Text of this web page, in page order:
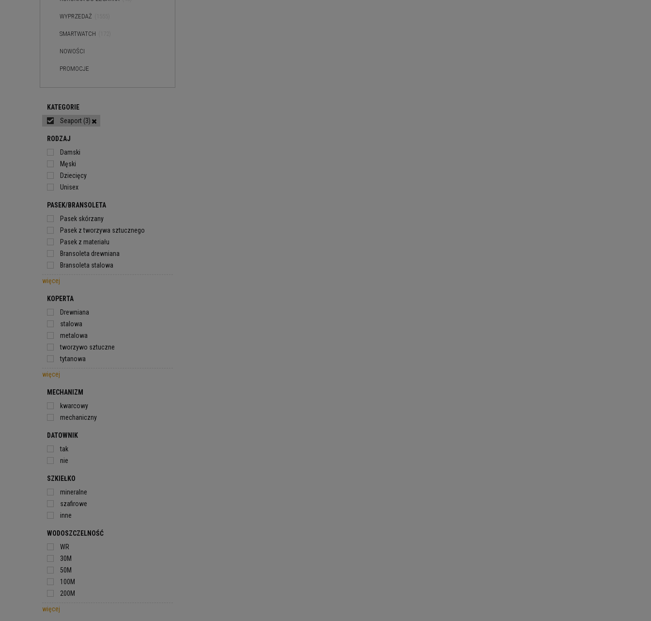
WYPRZEDAŻ
SMARTWATCH
NOWOŚCI
PROMOCJE
KATEGORIE
Seaport (3)
RODZAJ
Damski
Męski
Dziecięcy
Unisex
PASEK/BRANSOLETA
Pasek skórzany
Pasek z tworzywa sztucznego
Pasek z materiału
Bransoleta drewniana
Bransoleta stalowa
więcej
KOPERTA
Drewniana
stalowa
metalowa
tworzywo sztuczne
tytanowa
więcej
MECHANIZM
kwarcowy
mechaniczny
DATOWNIK
tak
nie
SZKIEŁKO
mineralne
szafirowe
inne
WODOSZCZELNOŚĆ
WR
30M
50M
100M
200M
więcej